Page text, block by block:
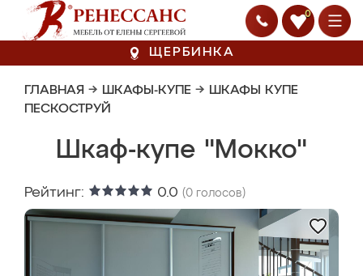
0
ЩЕРБИНКА
ГЛАВНАЯ → ШКАФЫ-КУПЕ → ШКАФЫ КУПЕ
ПЕСКОСТРУЙ
Шкаф-купе "Мокко"
Рейтинг: 0.0 (0 голосов)